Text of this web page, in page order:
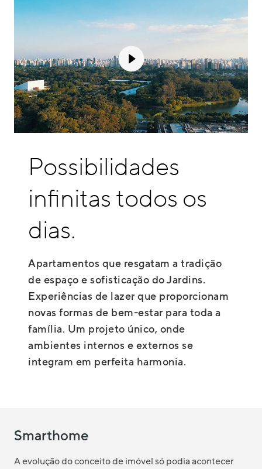
Possibilidades
infinitas todos os
dias.
Apartamentos que resgatam a tradição
de espaço e sofisticação do Jardins.
Experiências de lazer que proporcionam
novas formas de bem-estar para toda a
família. Um projeto único, onde
ambientes internos e externos se
integram em perfeita harmonia.
Smarthome
A evolução do conceito de imóvel só podia acontecer